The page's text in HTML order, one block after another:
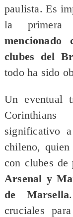
paulista. Es
la primera
mencionado
clubes del
todo ha sido
Un eventual
significativo
chileno,
con clubes de
Arsenal y
de Marsella
cruciales